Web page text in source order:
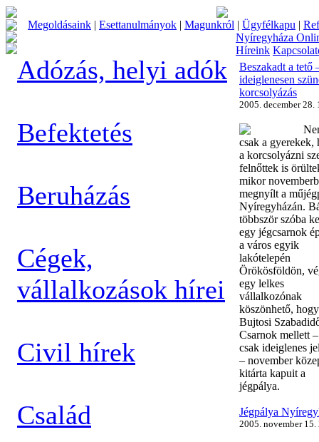
Megoldásaink | Esettanulmányok | Magunkról | Ügyfélkapu |
Adózás, helyi adók
Befektetés
Beruházás
Cégek,
vállalkozások hírei
Civil hírek
Család
Nyíregyháza
Híreink
Beszakadt a tető
ideiglenesen
korcsolyázás
2005. december 28.
csak a gyerekek,
a korcsolyázni
felnőttek is
mikor
megnyílt a
Nyíregyházán.
többször szóba
egy jégcsarnok
a város egyik
lakótelepén
Örökösföldön,
egy lelkes
vállalkozónak
köszönhető,
Bujtosi
Csarnok mellett
csak ideiglenes
– november
kitárta kapuit a
jégpálya.
Jégpálya
2005. november 15.